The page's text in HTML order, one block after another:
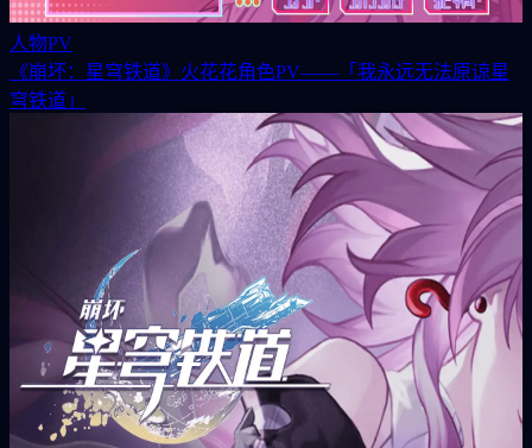
人物PV
《崩坏：星穹铁道》火花花角色PV——「我永远无法原谅星
穹铁道」